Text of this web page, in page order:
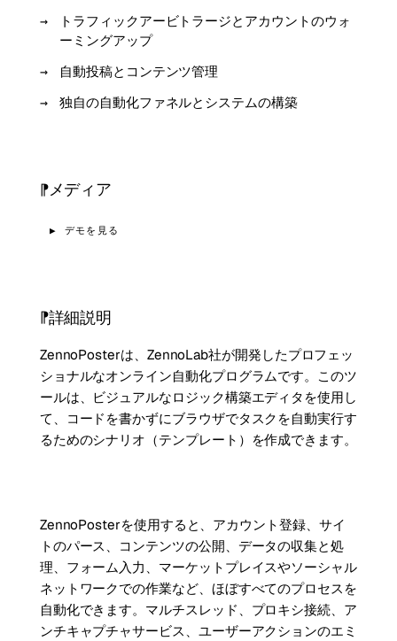
トラフィックアービトラージとアカウントのウォ
ーミングアップ
自動投稿とコンテンツ管理
独自の自動化ファネルとシステムの構築
メディア
▶ デモを見る
詳細説明
ZennoPosterは、ZennoLab社が開発したプロフェッ
ショナルなオンライン自動化プログラムです。このツ
ールは、ビジュアルなロジック構築エディタを使用し
て、コードを書かずにブラウザでタスクを自動実行す
るためのシナリオ（テンプレート）を作成できます。
ZennoPosterを使用すると、アカウント登録、サイ
トのパース、コンテンツの公開、データの収集と処
理、フォーム入力、マーケットプレイスやソーシャル
ネットワークでの作業など、ほぼすべてのプロセスを
自動化できます。マルチスレッド、プロキシ接続、ア
ンチキャプチャサービス、ユーザーアクションのエミ